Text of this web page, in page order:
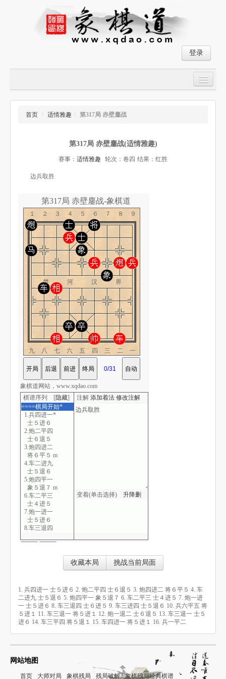
登录
大师对局
首页 / 适情雅趣 / 第317局 赤壁鏖战
第317局 赤壁鏖战(适情雅趣)
赛事： 适情雅趣 轮次：卷四 结果：红胜
边兵取胜
第317局 赤壁鏖战-象棋道
１２３４５６７８９
楚 河 汉 界
九八七六五四三二一
棋谱序列 [隐藏]
====棋局开始*
1.兵四进一*
士５进６
2.炮二平四
士６退５
3.炮四进二
将６平５ m
4.车二进九
士５退６
5.炮四平一
象５退７ m
6.车二平三
士４进５
7.炮一进一
士５进６
8.车三退四
9.车三进四
12.炮一退二
士６退５
13.车三退一
士５进６
14.车三平四
将５退１
16.兵一平二
注解 添加着法 修改注解
变着(单击选择) 升降删
象棋道网站，www.xqdao.com
收藏本局 挑战当前局面
1. 兵四进一 士５进６ 2. 炮二平四 士６退５ 3. 炮四进二 将６平５ 4. 车
二进九 士５退６ 5. 炮四平一 象５退７ 6. 车二平三 士４进５ 7. 炮一进
一 士５进６ 8. 车三退四 士６进５ 9. 车三进四 士５退６ 10. 兵六平五 将
５进１ 11. 车三退一 将５进１ 12. 炮一退二 士６退５ 13. 车三退一 士５
进６ 14. 车三平四 将５退１ 15. 车四进一 将５进１ 16. 兵一平二
网站地图
首页 大师对局 象棋残局 残局破解 象棋残局经典棋谱